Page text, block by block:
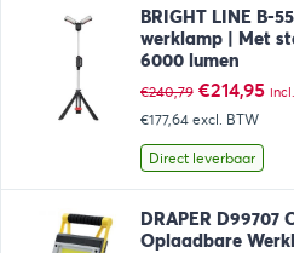
BRIGHT LINE B-
werklamp | Met
6000 lumen
€240,79
prijs
was:
€240,79.
€214,95
€177,64 excl. BTW
Direct leverbaar
DRAPER D99707
Oplaadbare